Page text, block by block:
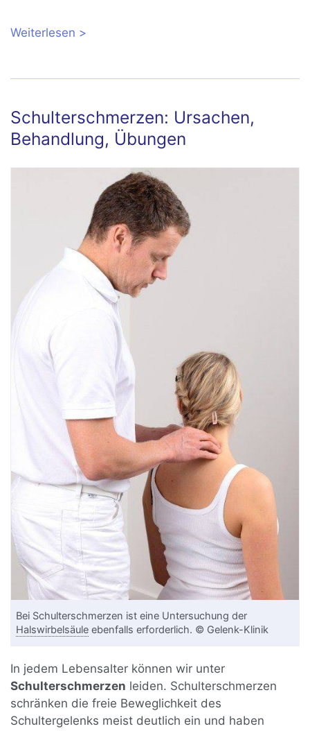
Weiterlesen über Frozen Shoulder: Ursachen,
Schulterschmerzen: Ursachen,
Behandlung, Übungen
Bei Schulterschmerzen ist eine Untersuchung der
Halswirbelsäule ebenfalls erforderlich. © Gelenk-Klinik
In jedem Lebensalter können wir unter
Schulterschmerzen leiden. Schulterschmerzen
schränken die freie Beweglichkeit des
Schultergelenks meist deutlich ein und haben